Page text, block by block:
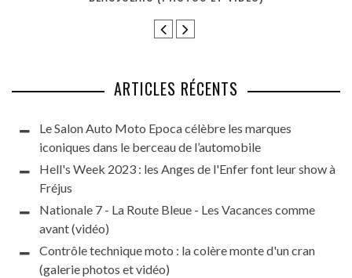
ARTICLES RÉCENTS
Le Salon Auto Moto Epoca célèbre les marques
iconiques dans le berceau de l’automobile
Hell's Week 2023 : les Anges de l'Enfer font leur show à
Fréjus
Nationale 7 - La Route Bleue - Les Vacances comme
avant (vidéo)
Contrôle technique moto : la colère monte d'un cran
(galerie photos et vidéo)